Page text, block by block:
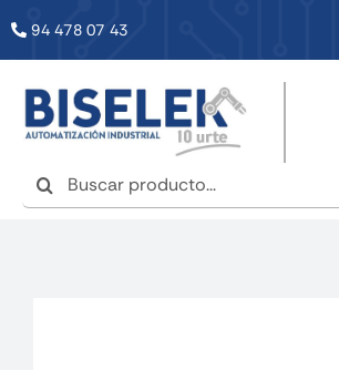
94 478 07 43
Buscar:
INICIO